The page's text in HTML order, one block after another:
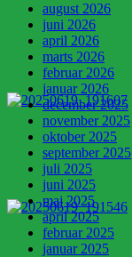
august 2026
juni 2026
april 2026
marts 2026
februar 2026
januar 2026
december 2025
november 2025
oktober 2025
september 2025
juli 2025
juni 2025
maj 2025
april 2025
februar 2025
januar 2025